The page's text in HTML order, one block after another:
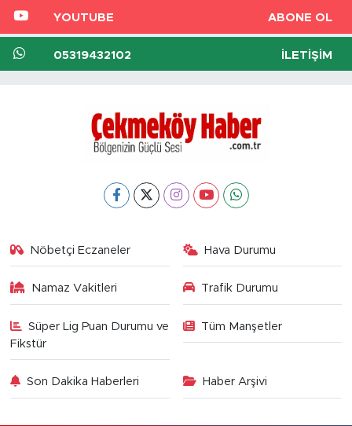
YOUTUBE ABONE OL
05319432102 İLETIŞIM
Nöbetçi Eczaneler Hava Durumu
Namaz Vakitleri Trafik Durumu
Süper Lig Puan Durumu ve
Fikstür
Tüm Manşetler
Son Dakika Haberleri Haber Arşivi